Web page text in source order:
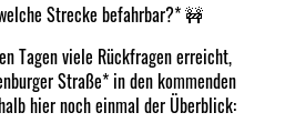
Strecke befahrbar?* 🚧
Tagen viele Rückfragen erreicht,
Straße* in den kommenden
hier noch einmal der Überblick: